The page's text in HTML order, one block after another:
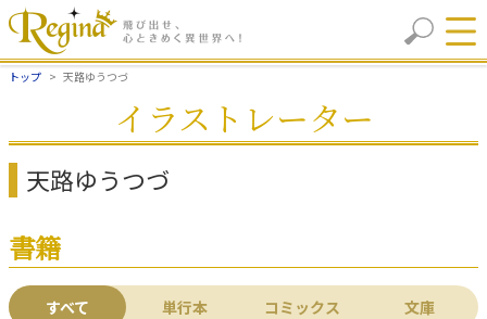
トップ 天路ゆうつづ
イラストレーター
天路ゆうつづ
書籍
すべて 単行本 コミックス 文庫